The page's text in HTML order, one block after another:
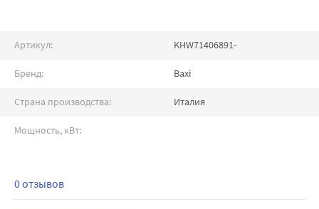
Артикул: KHW71406891-
Бренд: Baxi
Страна производства: Италия
Мощность, кВт:
0 отзывов